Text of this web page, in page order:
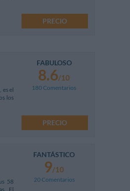
PRECIO
es el
los
FABULOSO
8.6/10
180 Comentarios
PRECIO
58
El
FANTÁSTICO
9/10
20 Comentarios